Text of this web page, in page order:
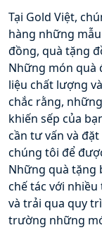
Tại Gold Việt,
hàng những
đồng, quà tặng
Những món quà
liệu chất lượng
chắc rằng,
khiến sếp của
cần tư vấn và
chúng tôi để
Những quà tặng
chế tác với
và trải qua quy
trường những